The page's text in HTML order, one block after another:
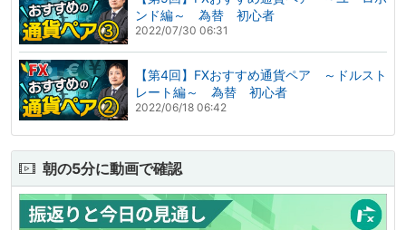
ンド編～ 為替 初心者
2022/07/30 06:31
【第4回】FXおすすめ通貨ペア ～ドルスト
レート編～ 為替 初心者
2022/06/18 06:42
朝の5分に動画で確認